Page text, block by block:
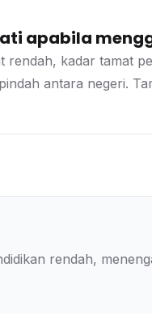
apabila
kadar tamat
antara negeri.
rendah,